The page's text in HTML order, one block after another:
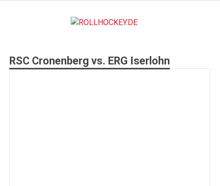
RSC Cronenberg vs. ERG Iserlohn